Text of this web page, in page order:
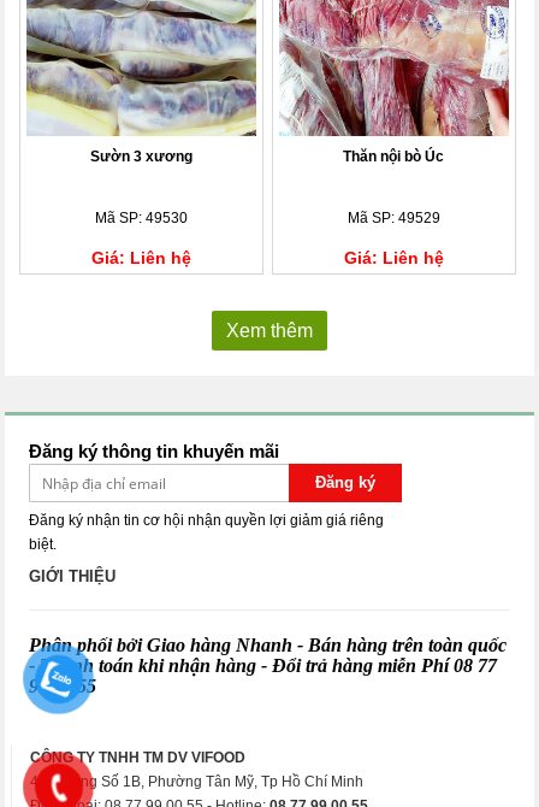
Sườn 3 xương
Mã SP: 49530
Giá: Liên hệ
Thăn nội bò Úc
Mã SP: 49529
Giá: Liên hệ
Xem thêm
Đăng ký thông tin khuyến mãi
Đăng ký
Đăng ký nhận tin cơ hội nhận quyền lợi giảm giá riêng
biệt.
GIỚI THIỆU
Phân phối bởi Giao hàng Nhanh - Bán hàng trên toàn quốc
- Thanh toán khi nhận hàng - Đổi trả hàng miễn Phí08 77
99 00 55
CÔNG TY TNHH TM DV VIFOOD
48 Đường Số 1B, Phường Tân Mỹ, Tp Hồ Chí Minh